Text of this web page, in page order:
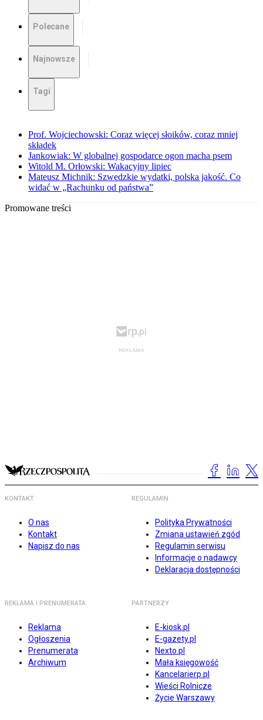
Polecane
Najnowsze
Tagi
Prof. Wojciechowski: Coraz więcej słoików, coraz mniej
składek
Jankowiak: W globalnej gospodarce ogon macha psem
Witold M. Orłowski: Wakacyjny lipiec
Mateusz Michnik: Szwedzkie wydatki, polska jakość. Co
widać w „Rachunku od państwa”
Promowane treści
KONTAKT
O nas
Kontakt
Napisz do nas
REGULAMIN
Polityka Prywatności
Zmiana ustawień zgód
Regulamin serwisu
Informacje o nadawcy
Deklaracja dostępności
REKLAMA I PRENUMERATA
Reklama
Ogłoszenia
Prenumerata
Archiwum
PARTNERZY
E-kiosk.pl
E-gazety.pl
Nexto.pl
Mała księgowość
Kancelarierp.pl
Wieści Rolnicze
Życie Warszawy